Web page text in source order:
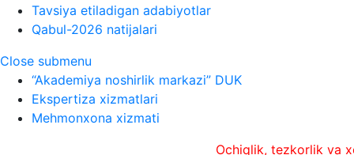
Tavsiya etiladigan adabiyotlar
Qabul-2026 natijalari
Close submenu
“Akademiya noshirlik markazi” DUK
Ekspertiza xizmatlari
Mehmonxona xizmati
Ochiqlik, tezkorlik va xolislik